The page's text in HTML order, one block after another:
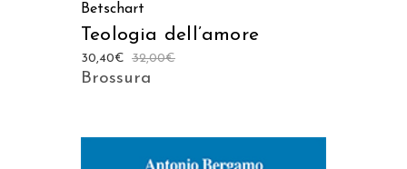
Betschart
Teologia dell’amore
32,00€
30,40€
Brossura